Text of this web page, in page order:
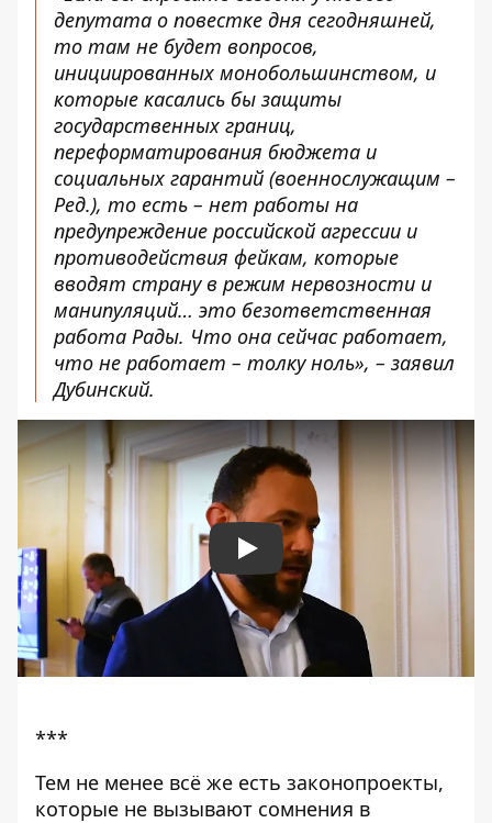
депутата о повестке дня сегодняшней,
то там не будет вопросов,
инициированных монобольшинством, и
которые касались бы защиты
государственных границ,
переформатирования бюджета и
социальных гарантий (военнослужащим –
Ред.), то есть – нет работы на
предупреждение российской агрессии и
противодействия фейкам, которые
вводят страну в режим нервозности и
манипуляций… это безответственная
работа Рады. Что она сейчас работает,
что не работает – толку ноль», – заявил
Дубинский.
Play
***
Тем не менее всё же есть законопроекты,
которые не вызывают сомнения в